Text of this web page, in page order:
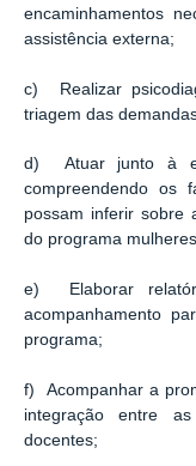
encaminhamentos
assistência externa;
c) Realizar
triagem das
d) Atuar junto à
compreendendo os
possam inferir sobre
do programa
e) Elaborar
acompanhamento
programa;
f) Acompanhar a
integração entre
docentes;